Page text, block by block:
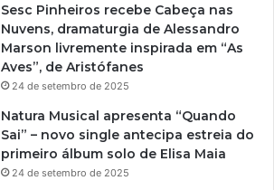
Sesc Pinheiros recebe Cabeça nas
Nuvens, dramaturgia de Alessandro
Marson livremente inspirada em “As
Aves”, de Aristófanes
24 de setembro de 2025
Natura Musical apresenta “Quando
Sai” – novo single antecipa estreia do
primeiro álbum solo de Elisa Maia
24 de setembro de 2025